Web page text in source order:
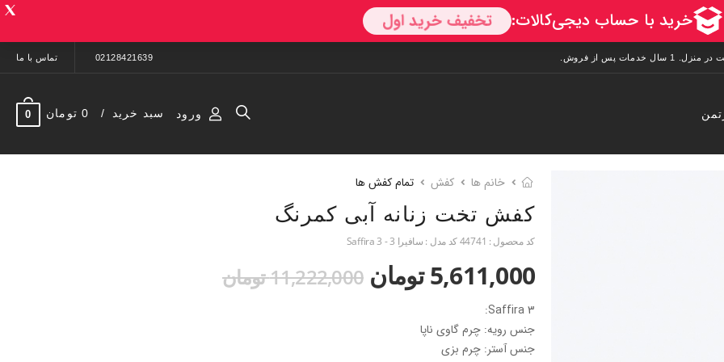
02128421639 تماس با ما
ورود سبد خرید 0 تومان 0
خانم ها کفش تمام کفش ها
کفش تخت زنانه آبی کمرنگ
کد محصول : 44741کد مدل : سافیرا 3 - Saffira 3
5,611,000 تومان 11,222,000 تومان
Saffira 3:
جنس رویه: چرم گاوی ناپا
جنس آستر: چرم بزی